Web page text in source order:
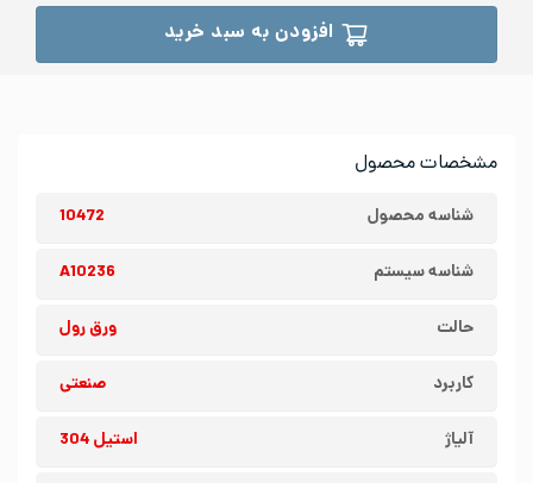
مشخصات محصول
شناسه محصول 10472
شناسه سیستم A10236
حالت ورق رول
کاربرد صنعتی
آلیاژ استیل 304
افزودن به سبد خرید